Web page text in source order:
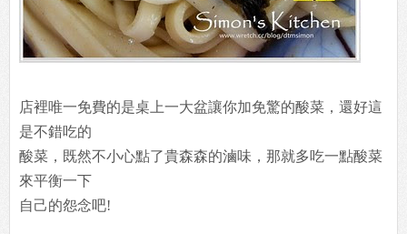
店裡唯一免費的是桌上一大盆讓你加免驚的酸菜，還好這
是不錯吃的
酸菜，既然不小心點了貴森森的滷味，那就多吃一點酸菜
來平衡一下
自己的怨念吧!